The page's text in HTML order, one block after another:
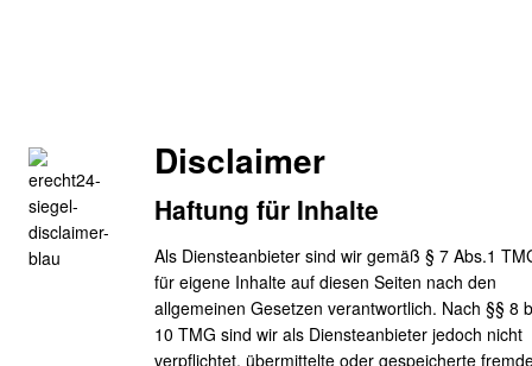
Disclaimer
Haftung für Inhalte
Als Diensteanbieter sind wir gemäß § 7 Abs.1
für eigene Inhalte auf diesen Seiten nach den
allgemeinen Gesetzen verantwortlich. Nach §§ 8
10 TMG sind wir als Diensteanbieter jedoch nicht
verpflichtet, übermittelte oder gespeicherte